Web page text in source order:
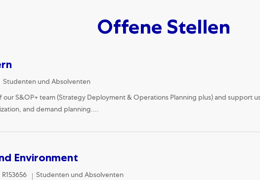
Offene Stellen
Category
Studenten und Absolventen
S&OP+ team (Strategy Deployment & Operations Planning plus) and support
and demand planning....
Environment
R153656 Category
Studenten und Absolventen